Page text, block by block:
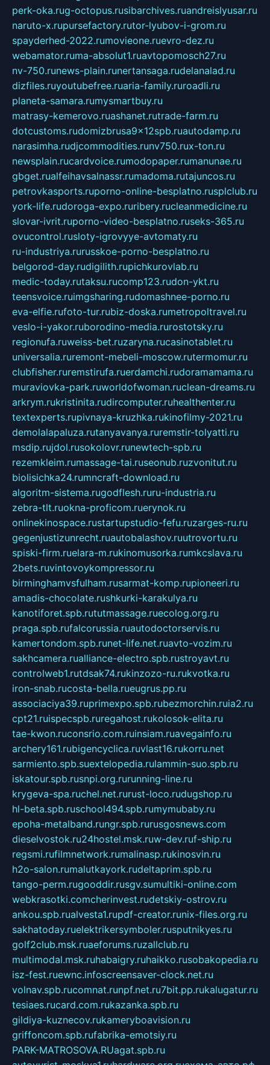
perk-oka.rug-octopus.rusibarchives.ruandreislyusar.ru
naruto-x.rupursefactory.rutor-lyubov-i-grom.ru
spayderhed-2022.rumovieone.ruevro-dez.ru
webamator.ruma-absolut1.ruavtopomosch27.ru
nv-750.runews-plain.runertansaga.rudelanalad.ru
dizfiles.ruyoutubefree.ruaria-family.ruroadli.ru
planeta-samara.rumysmartbuy.ru
matrasy-kemerovo.ruashanet.rutrade-farm.ru
dotcustoms.rudomizbrusa9x12spb.ruautodamp.ru
narasimha.rudjcommodities.runv750.rux-ton.ru
newsplain.rucardvoice.rumodopaper.rumanunae.ru
gbget.rualfeihavsalnassr.rumadoma.rutajuncos.ru
petrovkasports.ruporno-online-besplatno.rusplclub.ru
york-life.rudoroga-expo.ruribery.rucleanmedicine.ru
slovar-ivrit.ruporno-video-besplatno.ruseks-365.ru
ovucontrol.rusloty-igrovyye-avtomaty.ru
ru-industriya.rurusskoe-porno-besplatno.ru
belgorod-day.rudigilith.rupichkurovlab.ru
medic-today.rutaksu.rucomp123.rudon-ykt.ru
teensvoice.ruimgsharing.rudomashnee-porno.ru
eva-elfie.rufoto-tur.rubiz-doska.rumetropoltravel.ru
veslo-i-yakor.ruborodino-media.rurostotsky.ru
regionufa.ruweiss-bet.ruzaryna.rucasinotablet.ru
universalia.ruremont-mebeli-moscow.rutermomur.ru
clubfisher.ruremstirufa.ruerdamchi.rudoramamama.ru
muraviovka-park.ruworldofwoman.ruclean-dreams.ru
arkrym.rukristinita.rudircomputer.ruhealthenter.ru
textexperts.rupivnaya-kruzhka.rukinofilmy-2021.ru
demolalapaluza.rutanyavanya.ruremstir-tolyatti.ru
msdip.rujdol.rusokolovr.runewtech-spb.ru
rezemkleim.rumassage-tai.ruseonub.ruzvonitut.ru
biolisichka24.rumncraft-download.ru
algoritm-sistema.rugodflesh.ruru-industria.ru
zebra-tlt.ruokna-proficom.ruerynok.ru
onlinekinospace.rustartupstudio-fefu.ruzarges-ru.ru
gegenjustizunrecht.ruautobalashov.ruutrovortu.ru
spiski-firm.ruelara-m.rukinomusorka.rumkcslava.ru
2bets.ruvintovoykompressor.ru
birminghamvsfulham.rusarmat-komp.rupioneeri.ru
amadis-chocolate.rushkurki-karakulya.ru
kanotiforet.spb.rututmassage.ruecolog.org.ru
praga.spb.rufalcorussia.ruautodoctorservis.ru
kamertondom.spb.runet-life.net.ruavto-vozim.ru
sakhcamera.rualliance-electro.spb.rustroyavt.ru
controlweb1.rutdsak74.rukinzozo-ru.rukvotka.ru
iron-snab.rucosta-bella.rueugrus.pp.ru
associaciya39.ruprimexpo.spb.rubezmorchin.ruia2.ru
cpt21.ruispecspb.ruregahost.rukolosok-elita.ru
tae-kwon.ruconsrio.com.ruinsiam.ruavegainfo.ru
archery161.rubigencyclica.ruvlast16.rukorru.net
sarmiento.spb.suextelopedia.rulammin-suo.spb.ru
iskatour.spb.rusnpi.org.rurunning-line.ru
krygeva-spa.ruchel.net.rurust-loco.rudugshop.ru
hl-beta.spb.ruschool494.spb.rumymubaby.ru
epoha-metalband.rungr.spb.rurusgosnews.com
dieselvostok.ru24hostel.msk.ruw-dev.ruf-ship.ru
regsmi.rufilmnetwork.rumalinasp.rukinosvin.ru
h2o-salon.rumalutkayork.rudeltaprim.spb.ru
tango-perm.rugooddir.rusgv.sumultiki-online.com
webkrasotki.comcherinvest.rudetskiy-ostrov.ru
ankou.spb.rualvesta1.rupdf-creator.runix-files.org.ru
sakhatoday.ruelektrikersymboler.rusputnikyes.ru
golf2club.msk.ruaeforums.ruzallclub.ru
multimodal.msk.ruhabaigry.ruhaikko.rusobakopedia.ru
isz-fest.ruewnc.infoscreensaver-clock.net.ru
volnav.spb.rucomnat.runpf.net.ru7bit.pp.rukalugatur.ru
tesiaes.rucard.com.rukazanka.spb.ru
gildiya-kuznecov.rukameryboavision.ru
griffoncom.spb.rufabrika-emotsiy.ru
PARK-MATROSOVA.RUagat.spb.ru